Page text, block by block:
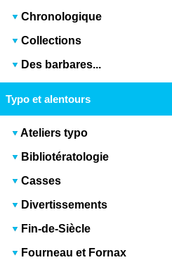
Chronologique
Collections
Des barbares...
Typo et alentours
Ateliers typo
Bibliotératologie
Casses
Divertissements
Fin-de-Siècle
Fourneau et Fornax